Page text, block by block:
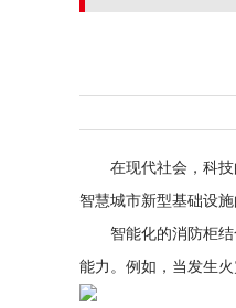
在现代社会，科技的
智慧城市新型基础设
智能化的消防柜结合
能力。例如，当发生